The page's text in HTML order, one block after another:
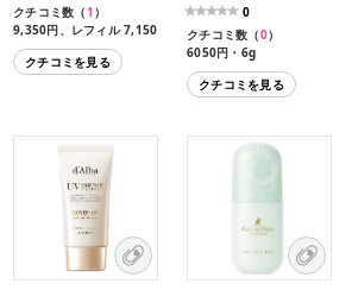
クチコミ数（1 ）
9,350円、レフィル 7,150
円 いずれも5g
クチコミを見る
0
クチコミ数（0）
6050円・6g
クチコミを見る